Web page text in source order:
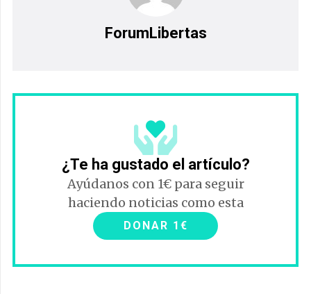
ForumLibertas
¿Te ha gustado el artículo?
Ayúdanos con 1€ para seguir
haciendo noticias como esta
DONAR 1€